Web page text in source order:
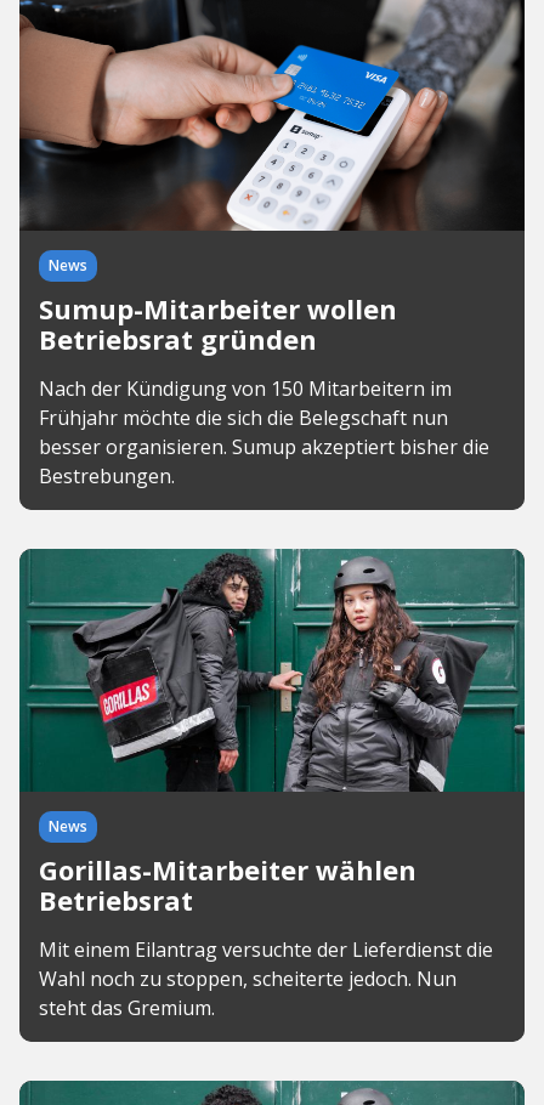
News
Sumup-Mitarbeiter wollen
Betriebsrat gründen
Nach der Kündigung von 150 Mitarbeitern im
Frühjahr möchte die sich die Belegschaft nun
besser organisieren. Sumup akzeptiert bisher die
Bestrebungen.
News
Gorillas-Mitarbeiter wählen
Betriebsrat
Mit einem Eilantrag versuchte der Lieferdienst die
Wahl noch zu stoppen, scheiterte jedoch. Nun
steht das Gremium.